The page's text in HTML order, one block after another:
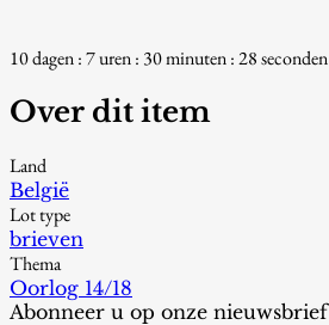
10 dagen : 7 uren : 30 minuten : 27 seconden
Over dit item
Land
België
Lot type
brieven
Thema
Oorlog 14/18
Abonneer u op onze nieuwsbrief